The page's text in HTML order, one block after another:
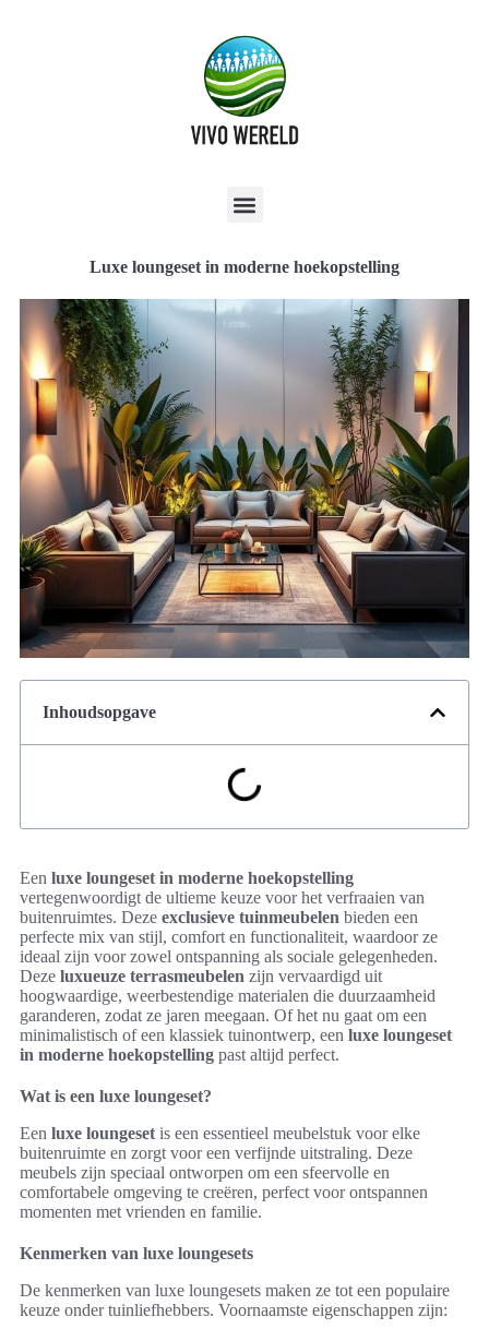
Luxe loungeset in moderne hoekopstelling
Inhoudsopgave
Een luxe loungeset in moderne hoekopstelling
vertegenwoordigt de ultieme keuze voor het verfraaien van
buitenruimtes. Deze exclusieve tuinmeubelen bieden een
perfecte mix van stijl, comfort en functionaliteit, waardoor ze
ideaal zijn voor zowel ontspanning als sociale gelegenheden.
Deze luxueuze terrasmeubelen zijn vervaardigd uit
hoogwaardige, weerbestendige materialen die duurzaamheid
garanderen, zodat ze jaren meegaan. Of het nu gaat om een
minimalistisch of een klassiek tuinontwerp, een luxe loungeset
in moderne hoekopstelling past altijd perfect.
Wat is een luxe loungeset?
Een luxe loungeset is een essentieel meubelstuk voor elke
buitenruimte en zorgt voor een verfijnde uitstraling. Deze
meubels zijn speciaal ontworpen om een sfeervolle en
comfortabele omgeving te creëren, perfect voor ontspannen
momenten met vrienden en familie.
Kenmerken van luxe loungesets
De kenmerken van luxe loungesets maken ze tot een populaire
keuze onder tuinliefhebbers. Voornaamste eigenschappen zijn: